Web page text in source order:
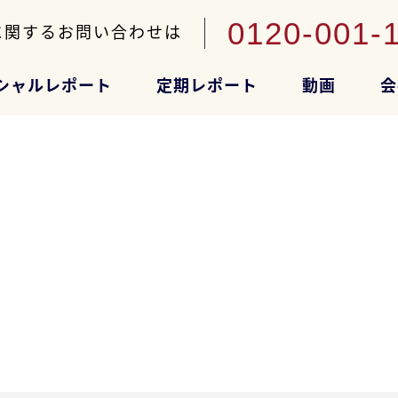
関するお問い合わせは 0120-001-
ャルレポート 定期レポート 動画